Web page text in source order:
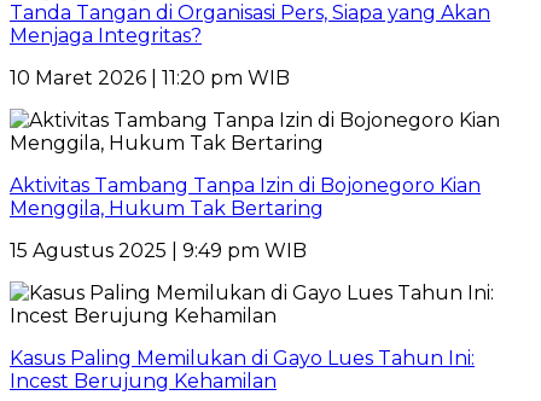
Tanda Tangan di Organisasi Pers, Siapa yang Akan
Menjaga Integritas?
10 Maret 2026 | 11:20 pm WIB
Aktivitas Tambang Tanpa Izin di Bojonegoro Kian
Menggila, Hukum Tak Bertaring
15 Agustus 2025 | 9:49 pm WIB
Kasus Paling Memilukan di Gayo Lues Tahun Ini:
Incest Berujung Kehamilan